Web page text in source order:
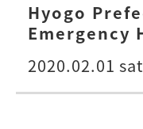
Hyogo
Emergency
2020.02.01